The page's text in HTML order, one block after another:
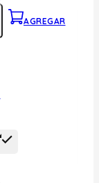
AGREGAR